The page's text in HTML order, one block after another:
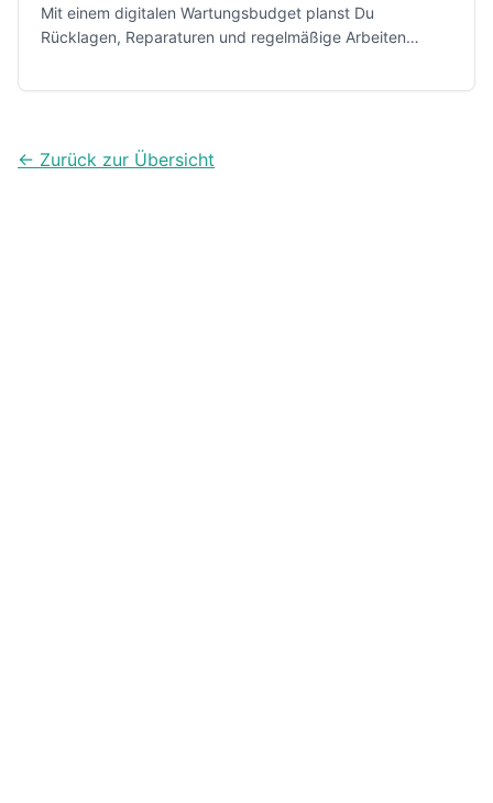
Mit einem digitalen Wartungsbudget planst Du
Rücklagen, Reparaturen und regelmäßige Arbeiten
← Zurück zur Übersicht